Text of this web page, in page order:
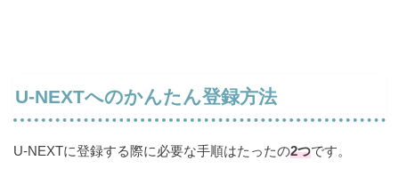
U-NEXTへのかんたん登録方法
U-NEXTに登録する際に必要な手順はたったの2つです。